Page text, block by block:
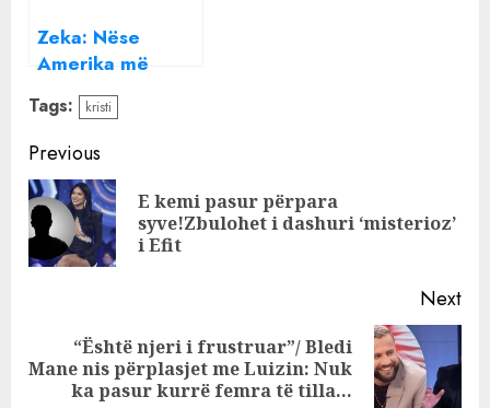
Zeka: Nëse
Amerika më
thotë mos fli 3
ditë me gruan,
unë nuk i futem
në krevat as për
3 muaj
Tags: kristi
Continue
Reading
Previous
E kemi pasur përpara
syve!Zbulohet i dashuri ‘misterioz’
i Efit
Next
Next
post:
“Është njeri i frustruar”/ Bledi
Mane nis përplasjet me Luizin: Nuk
ka pasur kurrë femra të tilla…